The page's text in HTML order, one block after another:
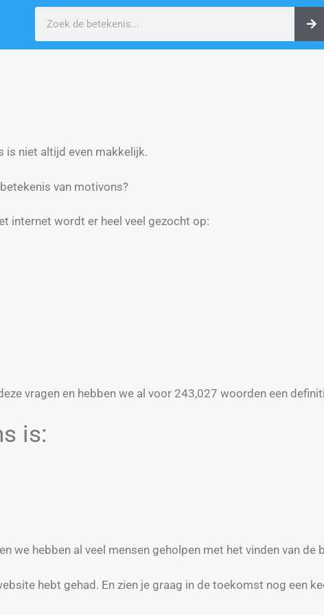
is niet altijd even makkelijk.
van motivons?
internet wordt er heel veel gezocht op:
vragen en hebben we al voor 243,027 woorden een
is:
we hebben al veel mensen geholpen met het vinden van de
hebt gehad. En zien je graag in de toekomst nog een